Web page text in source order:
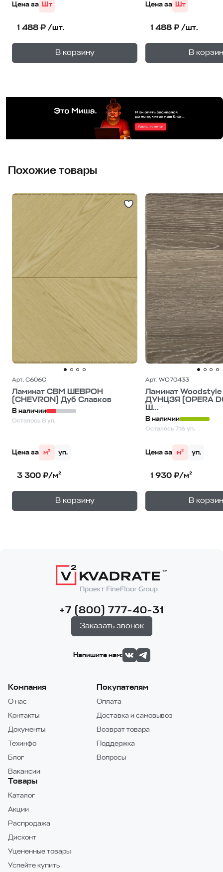
Цена за Шт
1 488 ₽ /шт.
В корзину
1уп.
Цена за Шт
1 488 ₽ /шт.
В 1
Похожие товары
Арт. C606C
Ламинат CBM ШЕВРОН
(CHEVRON) Дуб Славков
В наличии
Осталось 8 уп.
Цена за м² уп.
3 300 ₽/м²
В корзину
1уп.
Арт. WO70433
Ламинат
ДУНЦЗЯ (OPERA
Ш...
В наличии
Осталось 716 уп.
Цена за м² уп.
1 930 ₽/м²
В 1
+7 (800) 777-40-31
Заказать звонок
Напишите нам:
Компания
О нас
Контакты
Документы
Техинфо
Блог
Вакансии
Покупателям
Оплата
Доставка и самовывоз
Возврат товара
Поддержка
Вопросы
Товары
Каталог
Акции
Распродажа
Дисконт
Уцененные товары
Успейте купить